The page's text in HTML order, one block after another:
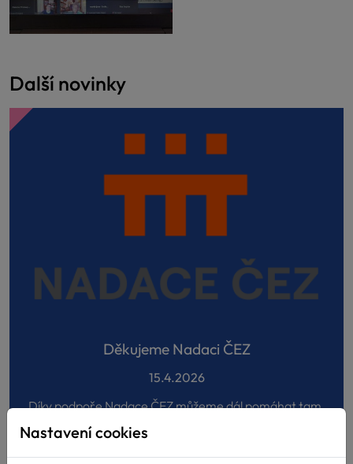
Další novinky
Děkujeme Nadaci ČEZ
15.4.2026
Díky podpoře Nadace ČEZ můžeme dál pomáhat tam,
kde je to nejvíce potřeba! Velmi si vá...
Nastavení cookies